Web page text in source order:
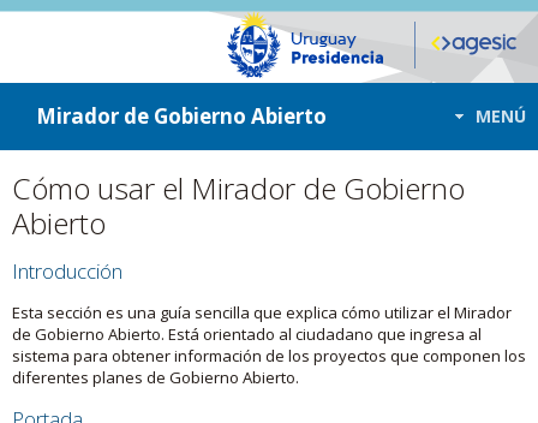
ir a contenido
ir al menú
Mirador de Gobierno Abierto MENÚ
Cómo usar el Mirador de Gobierno
Abierto
Introducción
Esta sección es una guía sencilla que explica cómo utilizar el Mirador
de Gobierno Abierto. Está orientado al ciudadano que ingresa al
sistema para obtener información de los proyectos que componen los
diferentes planes de Gobierno Abierto.